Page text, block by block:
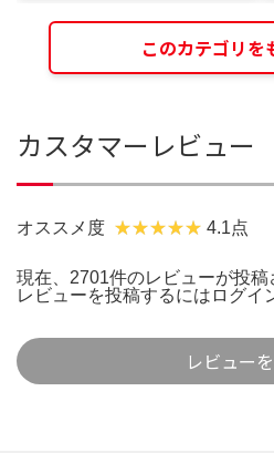
このカテゴリを
カスタマーレビュー
オススメ度 4.1点
現在、2701件のレビューが投稿
レビューを投稿するには ログイ
レビュー